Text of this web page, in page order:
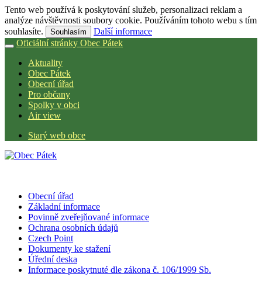
Tento web používá k poskytování služeb, personalizaci reklam a
analýze návštěvnosti soubory cookie. Používáním tohoto webu s tím
souhlasíte.
Souhlasím
Další informace
Oficiální stránky Obec Pátek
Aktuality
Obec Pátek
Obecní úřad
Pro občany
Spolky v obci
Air view
Starý web obce
Obecní úřad
Základní informace
Povinně zveřejňované informace
Ochrana osobních údajů
Czech Point
Dokumenty ke stažení
Úřední deska
Informace poskytnuté dle zákona č. 106/1999 Sb.